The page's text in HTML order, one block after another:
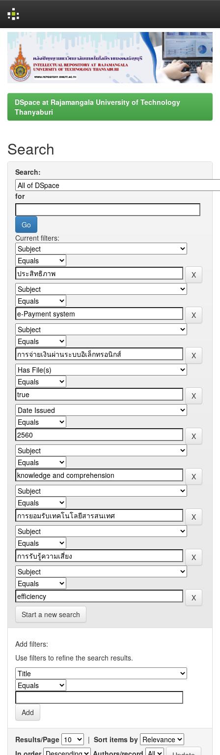
navigation
DSpace at Rajamangala University of Technology
Thanyaburi
Search
Search:
for
Current filters:
Start a new search
Add filters:
Use filters to refine the search results.
Results/Page | Sort items by